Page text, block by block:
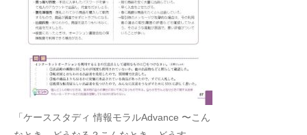
「ケーススタディ 情報モラルAdvance 〜こん